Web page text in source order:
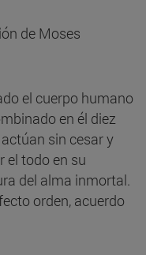
de Moses
el cuerpo humano
en él diez
sin cesar y
el todo en su
del alma inmortal.
orden, acuerdo